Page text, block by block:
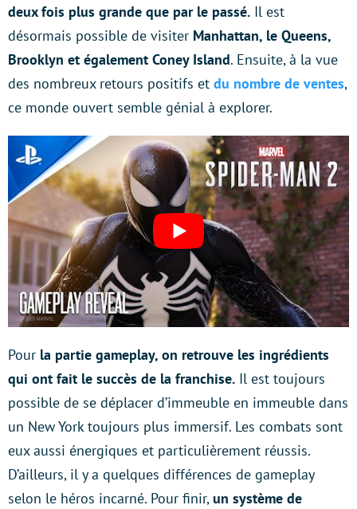
deux fois plus grande que par le passé. Il est
désormais possible de visiter Manhattan, le Queens,
Brooklyn et également Coney Island. Ensuite, à la vue
des nombreux retours positifs et du nombre de ventes,
ce monde ouvert semble génial à explorer.
Pour la partie gameplay, on retrouve les ingrédients
qui ont fait le succès de la franchise. Il est toujours
possible de se déplacer d’immeuble en immeuble dans
un New York toujours plus immersif. Les combats sont
eux aussi énergiques et particulièrement réussis.
D’ailleurs, il y a quelques différences de gameplay
selon le héros incarné. Pour finir, un système de